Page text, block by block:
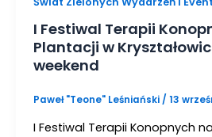
I Festiwal Terapii
Plantacji w
weekend
Paweł "Teone" Leśniański / 13
I Festiwal Terapii Konopnych